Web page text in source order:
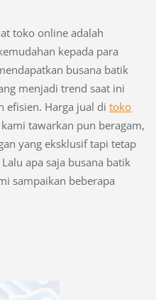
toko online adalah
kepada para
busana batik
menjadi trend saat ini
efisien. Harga jual di toko
tawarkan pun beragam,
yang eksklusif tapi tetap
apa saja busana batik
sampaikan beberapa